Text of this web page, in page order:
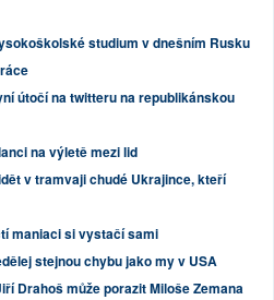
studium v dnešním Rusku
útočí na twitteru na republikánskou
na výletě mezi lid
v tramvaji chudé Ukrajince, kteří
maniaci si vystačí sami
stejnou chybu jako my v USA
Drahoš může porazit Miloše Zemana